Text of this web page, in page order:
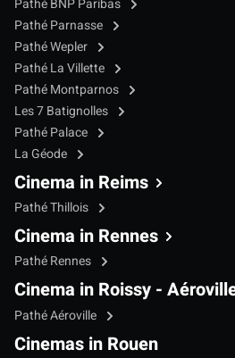
Pathé Parnasse
Pathé Wepler
Pathé La Villette
Pathé Montparnos
Les 7 Batignolles
Pathé Palace
La Géode
Cinema in Reims
Pathé Thillois
Cinema in Rennes
Pathé Rennes
Cinema in Roissy -
Pathé Aéroville
Cinemas in Rouen